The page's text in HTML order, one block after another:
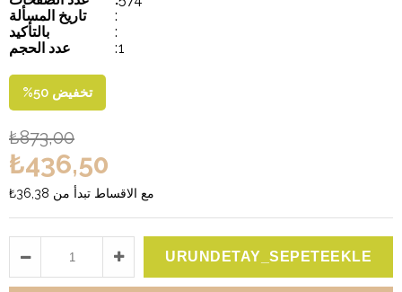
تاريخ المسألة
:
بالتأكيد
:
عدد الحجم
:1
%50 تخفيض
₺873,00
₺436,50
₺36,38 مع الاقساط تبدأ من